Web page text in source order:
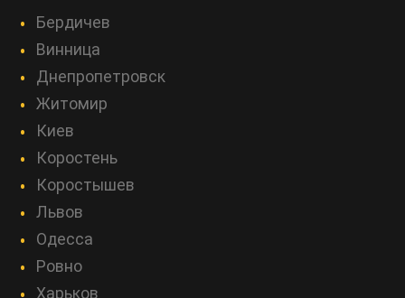
Бердичев
Винница
Днепропетровск
Житомир
Киев
Коростень
Коростышев
Львов
Одесса
Ровно
Харьков